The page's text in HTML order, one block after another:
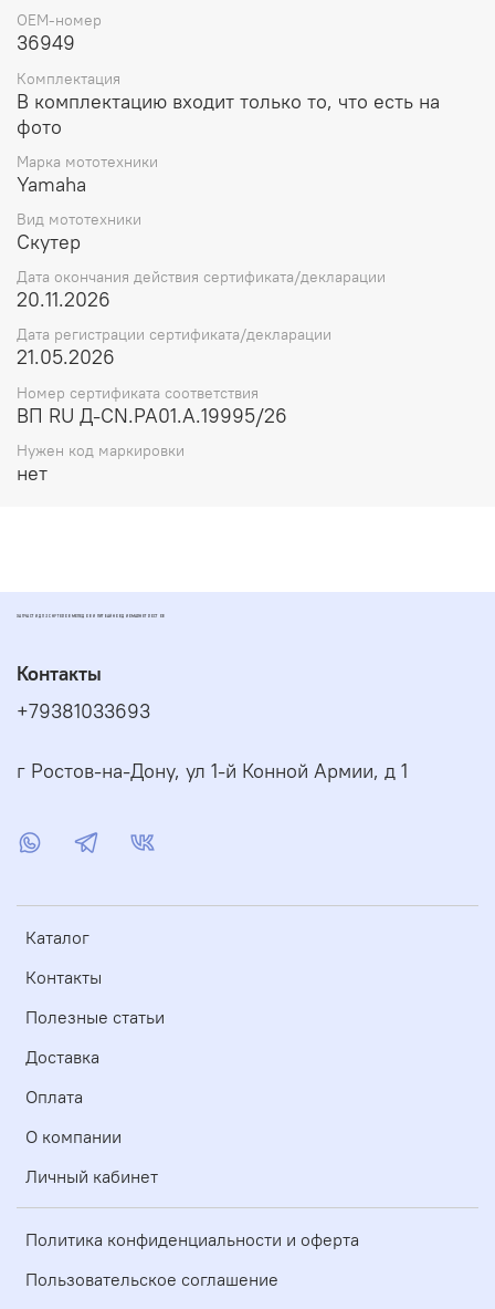
OEM-номер
36949
Комплектация
В комплектацию входит только то, что есть на
фото
Марка мототехники
Yamaha
Вид мототехники
Скутер
Дата окончания действия сертификата/декларации
20.11.2026
Дата регистрации сертификата/декларации
21.05.2026
Номер сертификата соответствия
ВП RU Д-CN.РА01.А.19995/26
Нужен код маркировки
нет
ЗАПЧАСТИ ДЛЯ СКУТЕРОВ МОПЕДОВ И ПИТБАЙКОВ ДИОМАРКЕТ РОСТОВ
Каталог
Контакты
Полезные статьи
Доставка
Оплата
О компании
Личный кабинет
Политика конфиденциальности и оферта
Пользовательское соглашение
Контакты
+79381033693
г Ростов-на-Дону, ул 1-й Конной Армии, д 1